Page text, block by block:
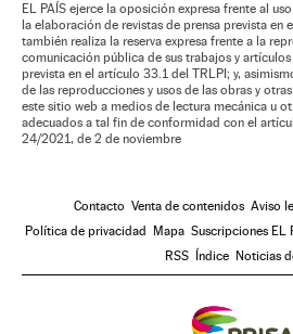
EL PAÍS ejerce la oposición expresa frente al
la elaboración de revistas de prensa prevista en
también realiza la reserva expresa frente a la
comunicación pública de sus trabajos y
prevista en el artículo 33.1 del TRLPI; y,
de las reproducciones y usos de las obras y
este sitio web a medios de lectura mecánica u
adecuados a tal fin de conformidad con el
24/2021, de 2 de noviembre
Contacto Venta de contenidos Aviso
Política de privacidad
Mapa Suscripciones EL
RSS
Índice Noticias